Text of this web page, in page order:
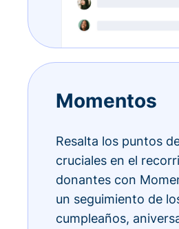
Momentos
Resalta los puntos
cruciales en el
donantes con
un seguimiento de
cumpleaños,